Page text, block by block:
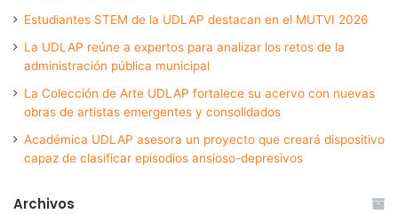
Estudiantes STEM de la UDLAP destacan en el MUTVI 2026
La UDLAP reúne a expertos para analizar los retos de la
administración pública municipal
La Colección de Arte UDLAP fortalece su acervo con nuevas
obras de artistas emergentes y consolidados
Académica UDLAP asesora un proyecto que creará dispositivo
capaz de clasificar episodios ansioso-depresivos
Archivos